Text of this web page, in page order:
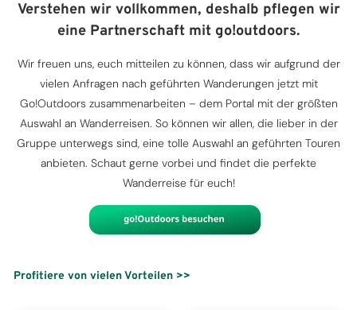
Verstehen wir vollkommen, deshalb pflegen wir
eine Partnerschaft mit go!outdoors.
Wir freuen uns, euch mitteilen zu können, dass wir aufgrund der
vielen Anfragen nach geführten Wanderungen jetzt mit
Go!Outdoors zusammenarbeiten – dem Portal mit der größten
Auswahl an Wanderreisen. So können wir allen, die lieber in der
Gruppe unterwegs sind, eine tolle Auswahl an geführten Touren
anbieten. Schaut gerne vorbei und findet die perfekte
Wanderreise für euch!
Profitiere von vielen Vorteilen >>